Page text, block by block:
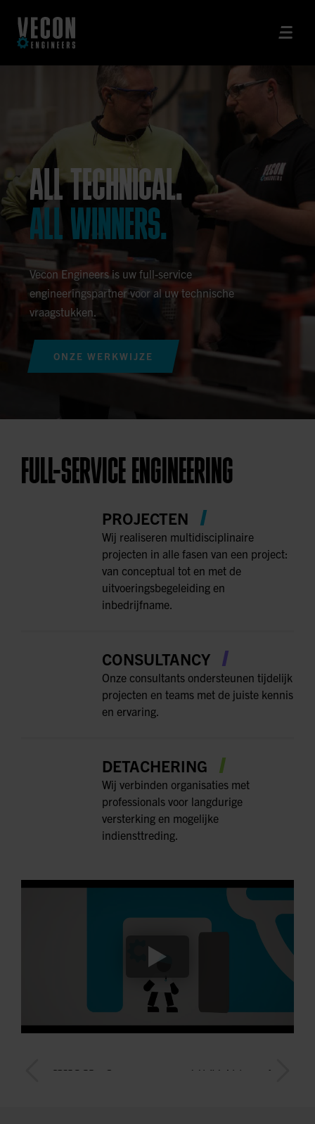
ALL TECHNICAL.
ALL WINNERS.
Vecon Engineers is uw full-service
engineeringspartner voor al uw technische
vraagstukken.
ONZE WERKWIJZE
FULL-SERVICE ENGINEERING
PROJECTEN
Wij realiseren multidisciplinaire
projecten in alle fasen van een project:
van conceptual tot en met de
uitvoeringsbegeleiding en
inbedrijfname.
CONSULTANCY
Onze consultants ondersteunen tijdelijk
projecten en teams met de juiste kennis
en ervaring.
DETACHERING
Wij verbinden organisaties met
professionals voor langdurige
versterking en mogelijke
indiensttreding.